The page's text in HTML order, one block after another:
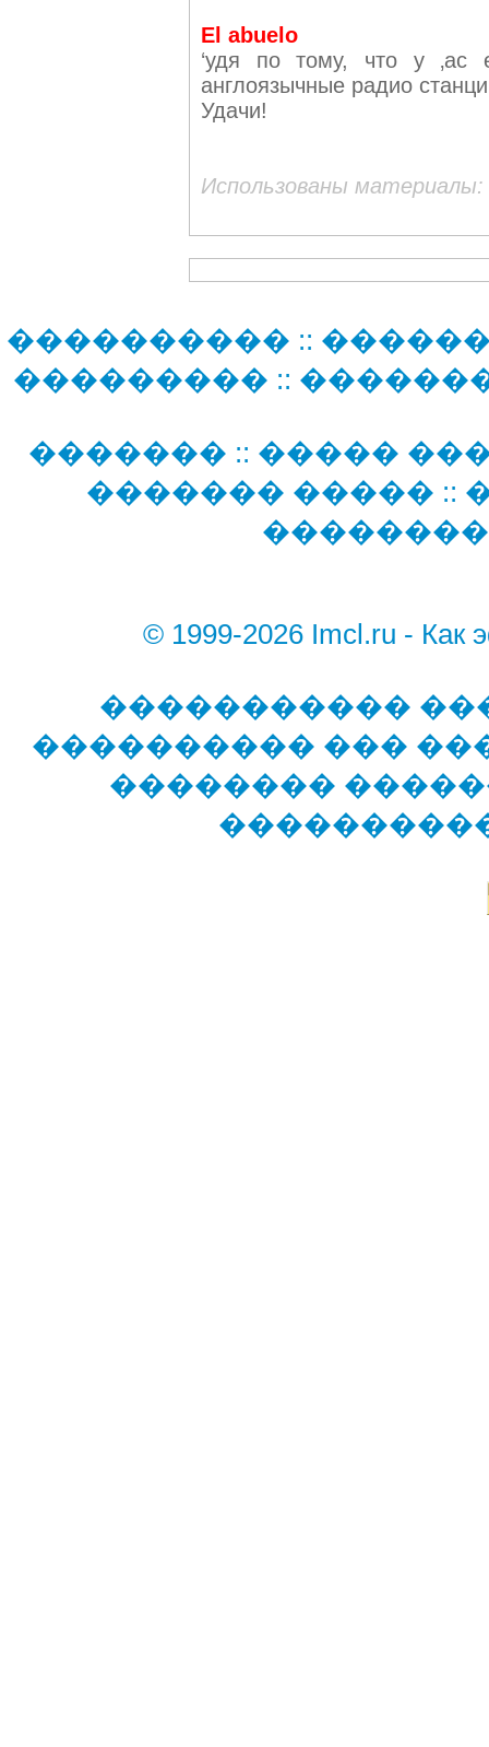
El abuelo
‘удя по тому, что у ‚ас
англоязычные радио
Удачи!
Использованы материалы:
���������� ::
��������� ::
������� :: �����
������� ����� ::
© 1999-2026 Imcl.ru - Как
�����������
���������� ���
��������
����������